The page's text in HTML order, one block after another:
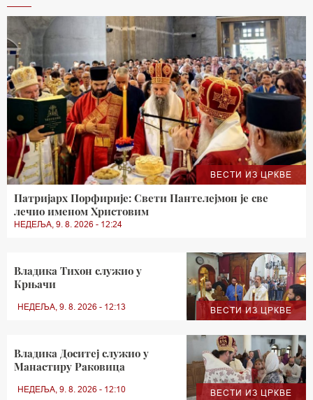
ВЕСТИ ИЗ ЦРКВЕ
Патријарх Порфирије: Свети Пантелејмон је све
лечио именом Христовим
НЕДЕЉА, 9. 8. 2026 - 12:24
ВЕСТИ ИЗ ЦРКВЕ
Владика Тихон служио у
Крњачи
НЕДЕЉА, 9. 8. 2026 - 12:13
ВЕСТИ ИЗ ЦРКВЕ
Владика Доситеј служио у
Манастиру Раковица
НЕДЕЉА, 9. 8. 2026 - 12:10